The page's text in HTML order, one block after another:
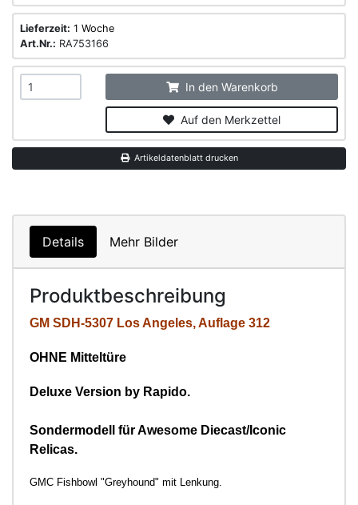
Lieferzeit: 1 Woche
Art.Nr.: RA753166
In den Warenkorb
Auf den Merkzettel
Artikeldatenblatt drucken
Details Mehr Bilder
Produktbeschreibung
GM SDH-5307 Los Angeles, Auflage 312
OHNE Mitteltüre
Deluxe Version by Rapido.
Sondermodell für Awesome Diecast/Iconic
Relicas.
GMC Fishbowl "Greyhound" mit Lenkung.